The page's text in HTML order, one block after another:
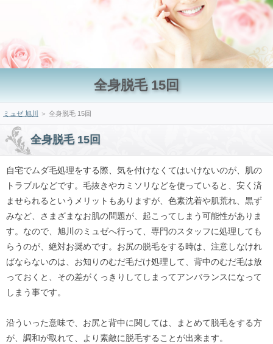
全身脱毛 15回
ミュゼ 旭川 ＞ 全身脱毛 15回
全身脱毛 15回
自宅でムダ毛処理をする際、気を付けなくてはいけないのが、肌の
トラブルなどです。毛抜きやカミソリなどを使っていると、安く済
ませられるというメリットもありますが、色素沈着や肌荒れ、黒ず
みなど、さまざまなお肌の問題が、起こってしまう可能性がありま
す。なので、旭川のミュゼへ行って、専門のスタッフに処理しても
らうのが、絶対お奨めです。お尻の脱毛をする時は、注意しなけれ
ばならないのは、お知りのむだ毛だけ処理して、背中のむだ毛は放
っておくと、その差がくっきりしてしまってアンバランスになって
しまう事です。
沿ういった意味で、お尻と背中に関しては、まとめて脱毛をする方
が、調和が取れて、より素敵に脱毛することが出来ます。